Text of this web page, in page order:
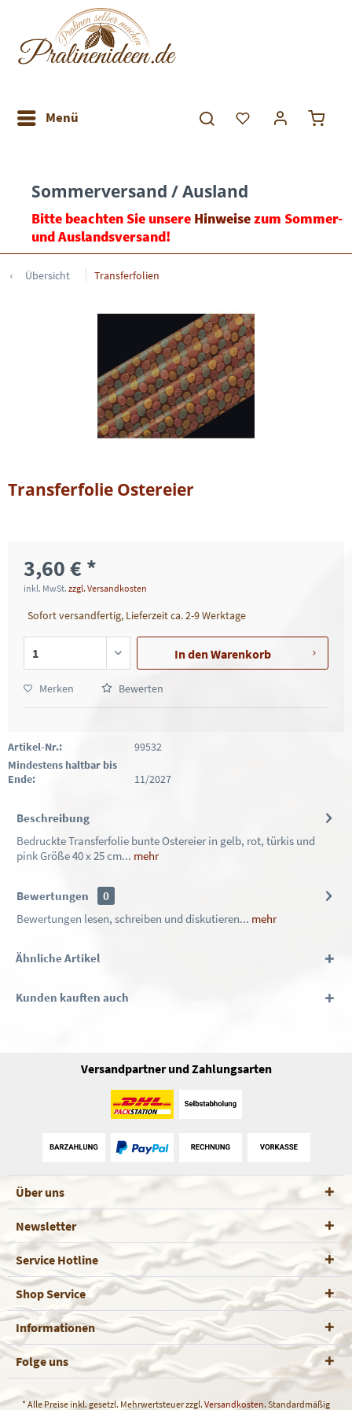
Menü
Sommerversand / Ausland
Bitte beachten Sie unsere Hinweisezum Sommer-
und Auslandsversand!
Übersicht Transferfolien
Transferfolie Ostereier
3,60 € *
inkl. MwSt. zzgl. Versandkosten
Sofort versandfertig, Lieferzeit ca. 2-9 Werktage
In denWarenkorb
Merken Bewerten
Artikel-Nr.:
99532
Mindestens haltbar bis
Ende:
11/2027
Beschreibung
Bedruckte Transferfolie bunte Ostereier in gelb, rot, türkis und
pink Größe 40 x 25 cm... mehr
Bewertungen
0
Bewertungen lesen, schreiben und diskutieren... mehr
Ähnliche Artikel
Kunden kauften auch
Versandpartner und Zahlungsarten
Über uns
Newsletter
Service Hotline
Shop Service
Informationen
Folge uns
* Alle Preise inkl. gesetzl. Mehrwertsteuer zzgl. Versandkosten. Standardmäßig